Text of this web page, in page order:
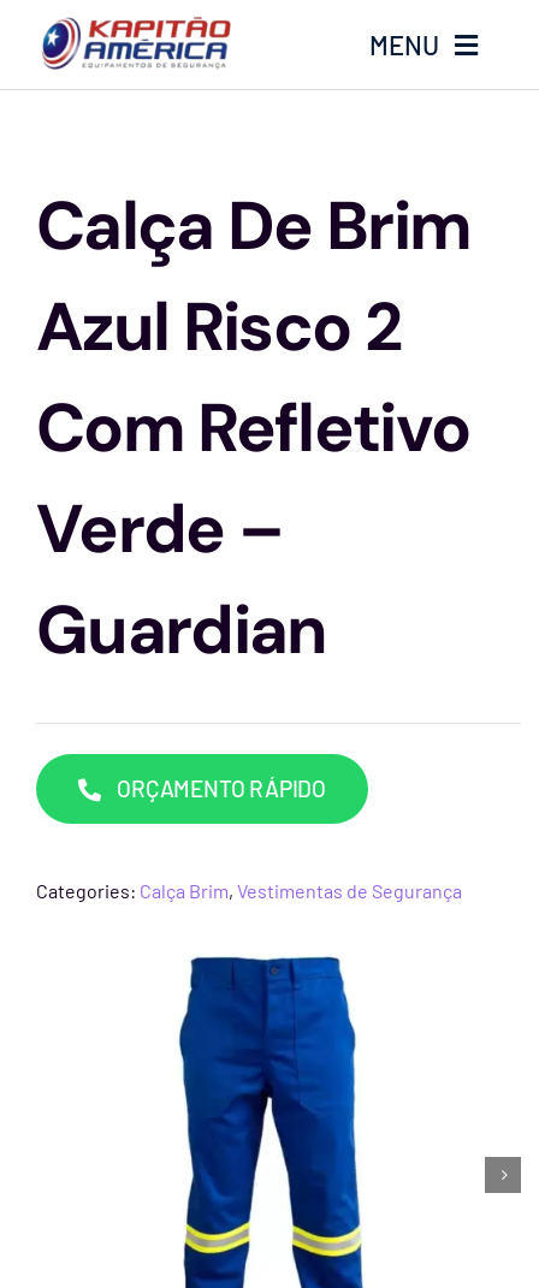
o
MENU
Produtos
Luvas
Altura
Óculos
Contato
Calça De Brim
Azul Risco 2
Com Refletivo
Verde –
Guardian
ORÇAMENTO RÁPIDO
Categories: Calça Brim, Vestimentas de Segurança